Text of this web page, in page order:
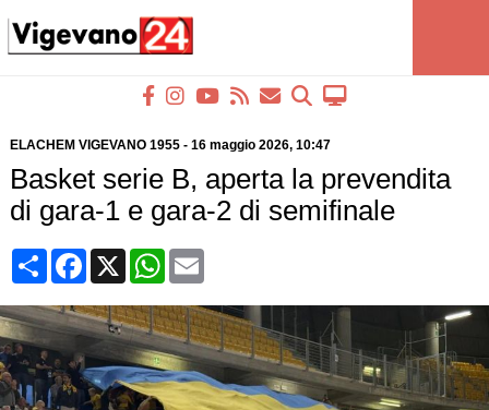
ELACHEM VIGEVANO 1955- 16 maggio 2026, 10:47
Basket serie B, aperta la prevendita
di gara-1 e gara-2 di semifinale
CondividiFacebook
X WhatsApp
Email